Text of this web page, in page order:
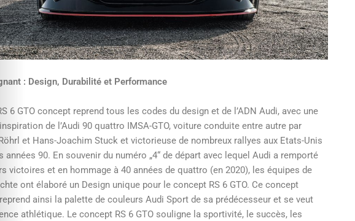
: Design, Durabilité et Performance
6 GTO concept reprend tous les codes du design et de l’ADN Audi, avec une
de l’Audi 90 quattro IMSA-GTO, voiture conduite entre autre par
et Hans-Joachim Stuck et victorieuse de nombreux rallyes aux Etats-Unis
années 90. En souvenir du numéro „4“ de départ avec lequel Audi a remporté
victoires et en hommage à 40 années de quattro (en 2020), les équipes de
ont élaboré un Design unique pour le concept RS 6 GTO. Ce concept
ainsi la palette de couleurs Audi Sport de sa prédécesseur et se veut
athlétique. Le concept RS 6 GTO souligne la sportivité, le succès, les